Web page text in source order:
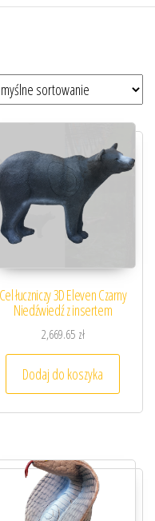
Cel łuczniczy 3D Eleven Czarny
Niedźwiedź z insertem
2,669.65 zł
Dodaj do koszyka